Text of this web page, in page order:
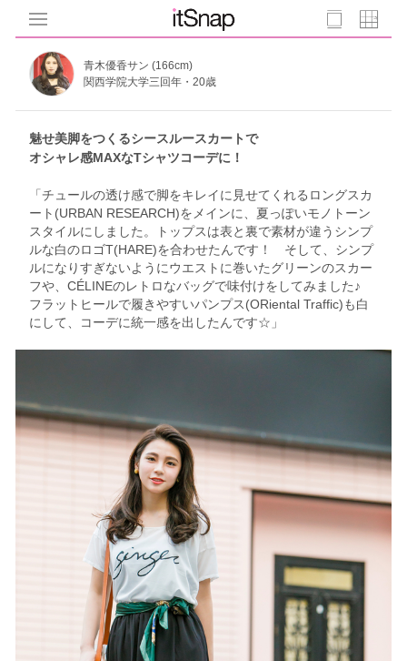
青木優香サン (166cm)
関西学院大学三回年・20歳
魅せ美脚をつくるシースルースカートで
オシャレ感MAXなTシャツコーデに！
「チュールの透け感で脚をキレイに見せてくれるロングスカ
ート(URBAN RESEARCH)をメインに、夏っぽいモノトーン
スタイルにしました。トップスは表と裏で素材が違うシンプ
ルな白のロゴT(HARE)を合わせたんです！ そして、シンプ
ルになりすぎないようにウエストに巻いたグリーンのスカー
フや、CÉLINEのレトロなバッグで味付けをしてみました♪
フラットヒールで履きやすいパンプス(ORiental Traffic)も白
にして、コーデに統一感を出したんです☆」